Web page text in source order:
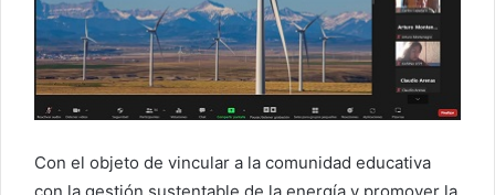
Con el objeto de vincular a la comunidad educativa